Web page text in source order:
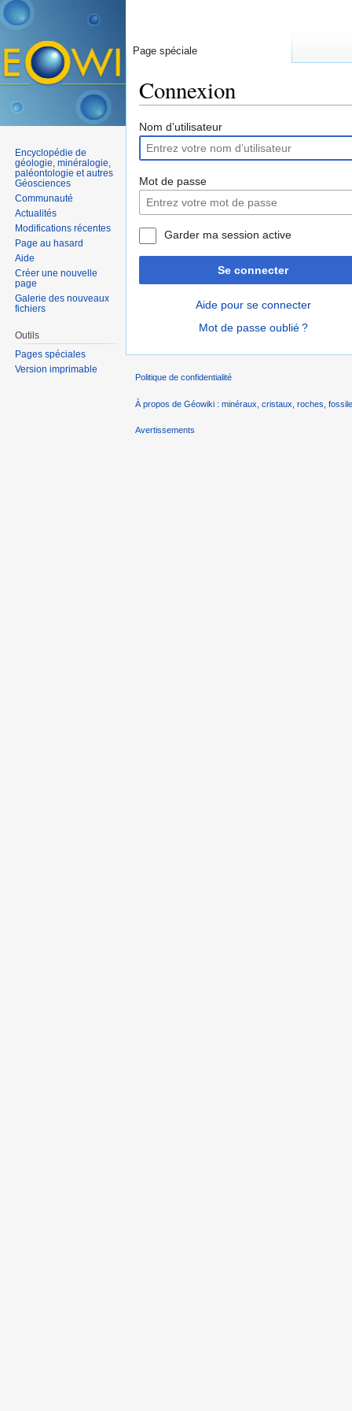
Connexion
Nom d’utilisateur
Mot de passe
Garder ma session active
Se connecter
Aide pour se connecter
Mot de passe oublié ?
Page spéciale
Encyclopédie de
géologie, minéralogie,
paléontologie et autres
Géosciences
Communauté
Actualités
Modifications récentes
Page au hasard
Aide
Créer une nouvelle
page
Galerie des nouveaux
fichiers
Outils
Pages spéciales
Version imprimable
Politique de confidentialité
À propos de Géowiki : minéraux, cristaux, roches,
Avertissements